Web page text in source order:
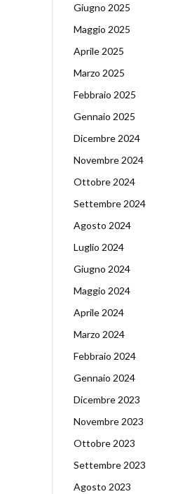
Giugno 2025
Maggio 2025
Aprile 2025
Marzo 2025
Febbraio 2025
Gennaio 2025
Dicembre 2024
Novembre 2024
Ottobre 2024
Settembre 2024
Agosto 2024
Luglio 2024
Giugno 2024
Maggio 2024
Aprile 2024
Marzo 2024
Febbraio 2024
Gennaio 2024
Dicembre 2023
Novembre 2023
Ottobre 2023
Settembre 2023
Agosto 2023